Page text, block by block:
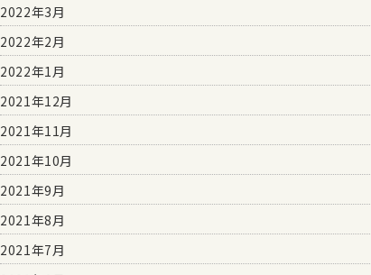
2022年3月
2022年2月
2022年1月
2021年12月
2021年11月
2021年10月
2021年9月
2021年8月
2021年7月